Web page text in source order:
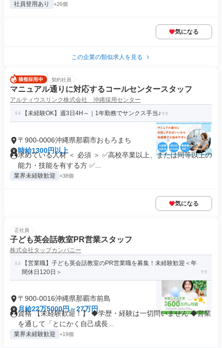
社員登用あり +26個
気になる
この企業の類似求人を見る
契約社員
マニュアル通りに対応するコールセンタースタッフ
アルティウスリンク株式会社 沖縄採用センター
【未経験OK】週3日4H～｜1年勤務でサンクス手当♪
〒900-0006沖縄県那覇市おもろまち
時給1300円以上
求めている人材 ＜ 必須 ＞ ✅高校卒業以上、または同等以上の
能力・技能を有する方 ✅...
業界未経験歓迎 +38個
気になる
正社員
子ども英会話教室PR営業スタッフ
株式会社タップカンパニー
【営業職】子ども英会話教室のPR営業職を募集！未経験歓迎＜年
間休日120日＞
〒900-0016沖縄県那覇市前島
月給22万5000円～27万円
資格 【未経験歓迎！】 ◆学歴・経験は一切問いません ◆営業
を通して「とにかく自己成長...
業界未経験歓迎 +19個